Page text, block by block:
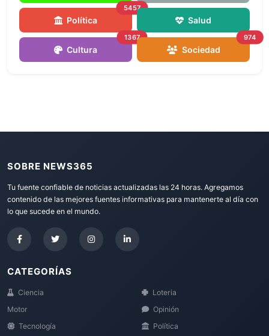
Política
5457
Salud
Cultura
1367
Sociedad
974
SOBRE NEWS365
Tu fuente confiable de noticias actualizadas las 24 horas. Agregamos
contenido de las mejores fuentes informativas para mantenerte al día con
lo que sucede en el mundo.
CATEGORÍAS
Ciencia
Motor
Tecnología
Loteria
Opinión
Política